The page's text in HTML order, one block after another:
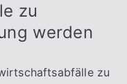
zu
werden
zu